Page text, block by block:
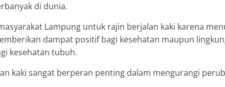
di dunia.
Lampung untuk rajin berjalan kaki karena
dampat positif bagi kesehatan maupun
kesehatan tubuh.
kaki sangat berperan penting dalam mengurangi